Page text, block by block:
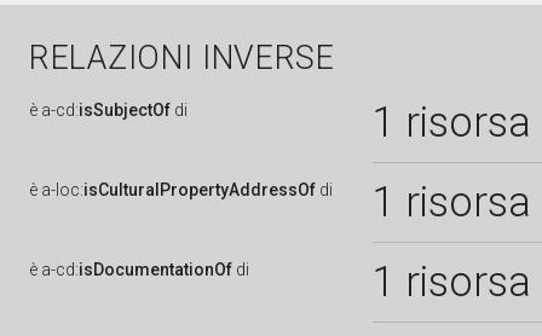
RELAZIONI INVERSE
è a-cd:isSubjectOf di 1 risorsa
è a-loc:isCulturalPropertyAddressOf di 1 risorsa
è a-cd:isDocumentationOf di 1 risorsa